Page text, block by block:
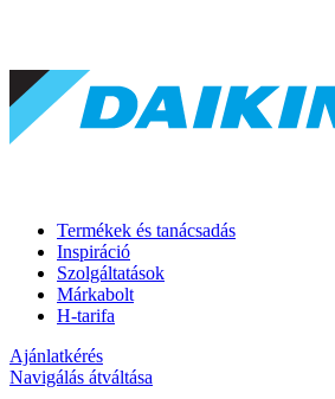
Termékek és tanácsadás
Inspiráció
Szolgáltatások
Márkabolt
H-tarifa
Ajánlatkérés
Navigálás átváltása